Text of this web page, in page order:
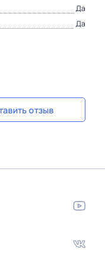
Да
Да
отзыв